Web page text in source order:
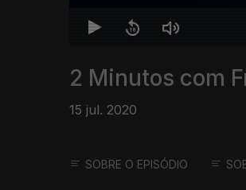
2 Minutos com
15 jul. 2020
SOBRE O EPISÓDIO